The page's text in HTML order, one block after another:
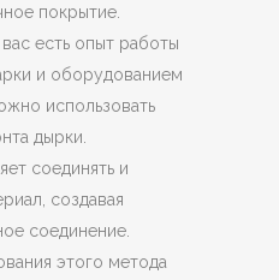
покрытие.
есть опыт работы
и оборудованием
использовать
дырки.
соединять и
создавая
соединение.
этого метода